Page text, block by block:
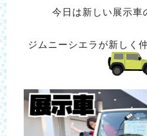
今日は新しい展示車
ジムニーシエラが新しく